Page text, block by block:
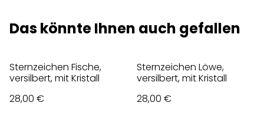
Das könnte Ihnen auch gefallen
Sternzeichen Fische,
versilbert, mit Kristall
28,00 €
Sternzeichen Löwe,
versilbert, mit Kristall
28,00 €